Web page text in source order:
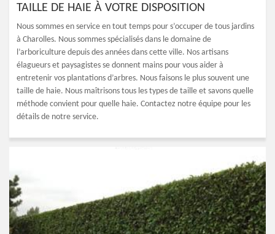
TAILLE DE HAIE À VOTRE DISPOSITION
Nous sommes en service en tout temps pour s’occuper de tous jardins
à Charolles. Nous sommes spécialisés dans le domaine de
l’arboriculture depuis des années dans cette ville. Nos artisans
élagueurs et paysagistes se donnent mains pour vous aider à
entretenir vos plantations d’arbres. Nous faisons le plus souvent une
taille de haie. Nous maîtrisons tous les types de taille et savons quelle
méthode convient pour quelle haie. Contactez notre équipe pour les
détails de notre service.